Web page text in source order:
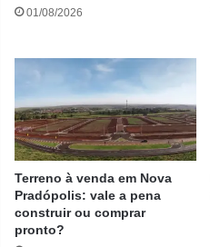
01/08/2026
Terreno à venda em Nova
Pradópolis: vale a pena
construir ou comprar
pronto?